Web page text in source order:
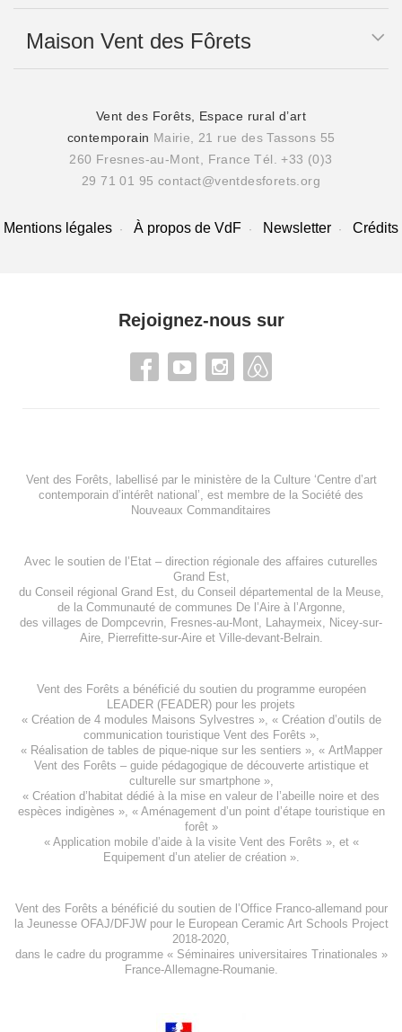
Maison Vent des Fôrets
Vent des Forêts, Espace rural d’art
contemporain Mairie, 21 rue des Tassons 55
260 Fresnes-au-Mont, France Tél. +33 (0)3
29 71 01 95 contact@ventdesforets.org
Mentions légales À propos de VdF Newsletter Crédits
Rejoignez-nous sur
Vent des Forêts, labellisé par le ministère de la Culture ‘Centre d’art
contemporain d’intérêt national’, est membre de la Société des
Nouveaux Commanditaires
Avec le soutien de l’Etat – direction régionale des affaires cuturelles
Grand Est,
du Conseil régional Grand Est, du Conseil départemental de la Meuse,
de la Communauté de communes De l’Aire à l’Argonne,
des villages de Dompcevrin Fresnes-au-Mont Lahaymeix
Nicey-sur-
Aire, Pierrefitte-sur-Aireet Ville-devant-Belrain.
Vent des Forêts a bénéficié du soutien du programme européen
LEADER (FEADER) pour les projets
« Création de 4 modules Maisons Sylvestres », « Création d’outils de
communication touristique Vent des Forêts »,
« Réalisation de tables de pique-nique sur les sentiers », « ArtMapper
Vent des Forêts – guide pédagogique de découverte artistique et
culturelle sur smartphone »,
« Création d’habitat dédié à la mise en valeur de l’abeille noire et des
espèces indigènes », « Aménagement d’un point d’étape touristique en
forêt»
« Application mobile d’aide à la visite Vent des Forêts », et «
Equipement d’un atelier de création».
Vent des Forêts a bénéficié du soutien de l’Office Franco-allemand pour
la Jeunesse OFAJ/DFJWpour leEuropean Ceramic Art Schools Project
2018-2020
dans le cadre du programme « Séminaires universitaires Trinationales »
France-Allemagne-Roumanie.